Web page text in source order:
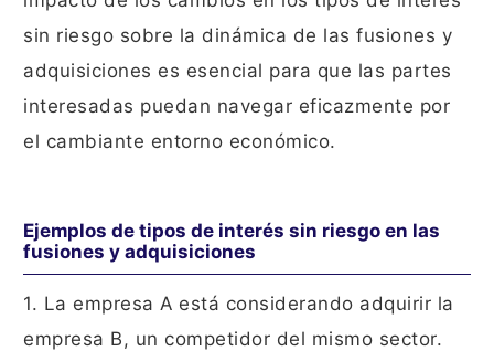
sin riesgo sobre la dinámica de las fusiones y
adquisiciones es esencial para que las partes
interesadas puedan navegar eficazmente por
el cambiante entorno económico.
Ejemplos de tipos de interés sin riesgo en las
fusiones y adquisiciones
1. La empresa A está considerando adquirir la
empresa B, un competidor del mismo sector.